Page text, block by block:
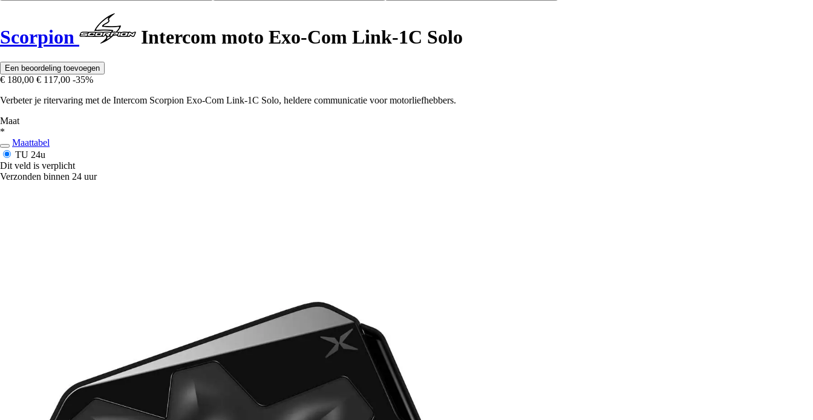
Scorpion Intercom moto Exo-Com Link-1C Solo
Een beoordeling toevoegen
€ 180,00 € 117,00 -35%
Verbeter je ritervaring met de Intercom Scorpion Exo-Com Link-1C Solo, heldere communicatie voor motorliefhebbers.
Maat
*
Maattabel
TU 24u
Dit veld is verplicht
Verzonden binnen 24 uur